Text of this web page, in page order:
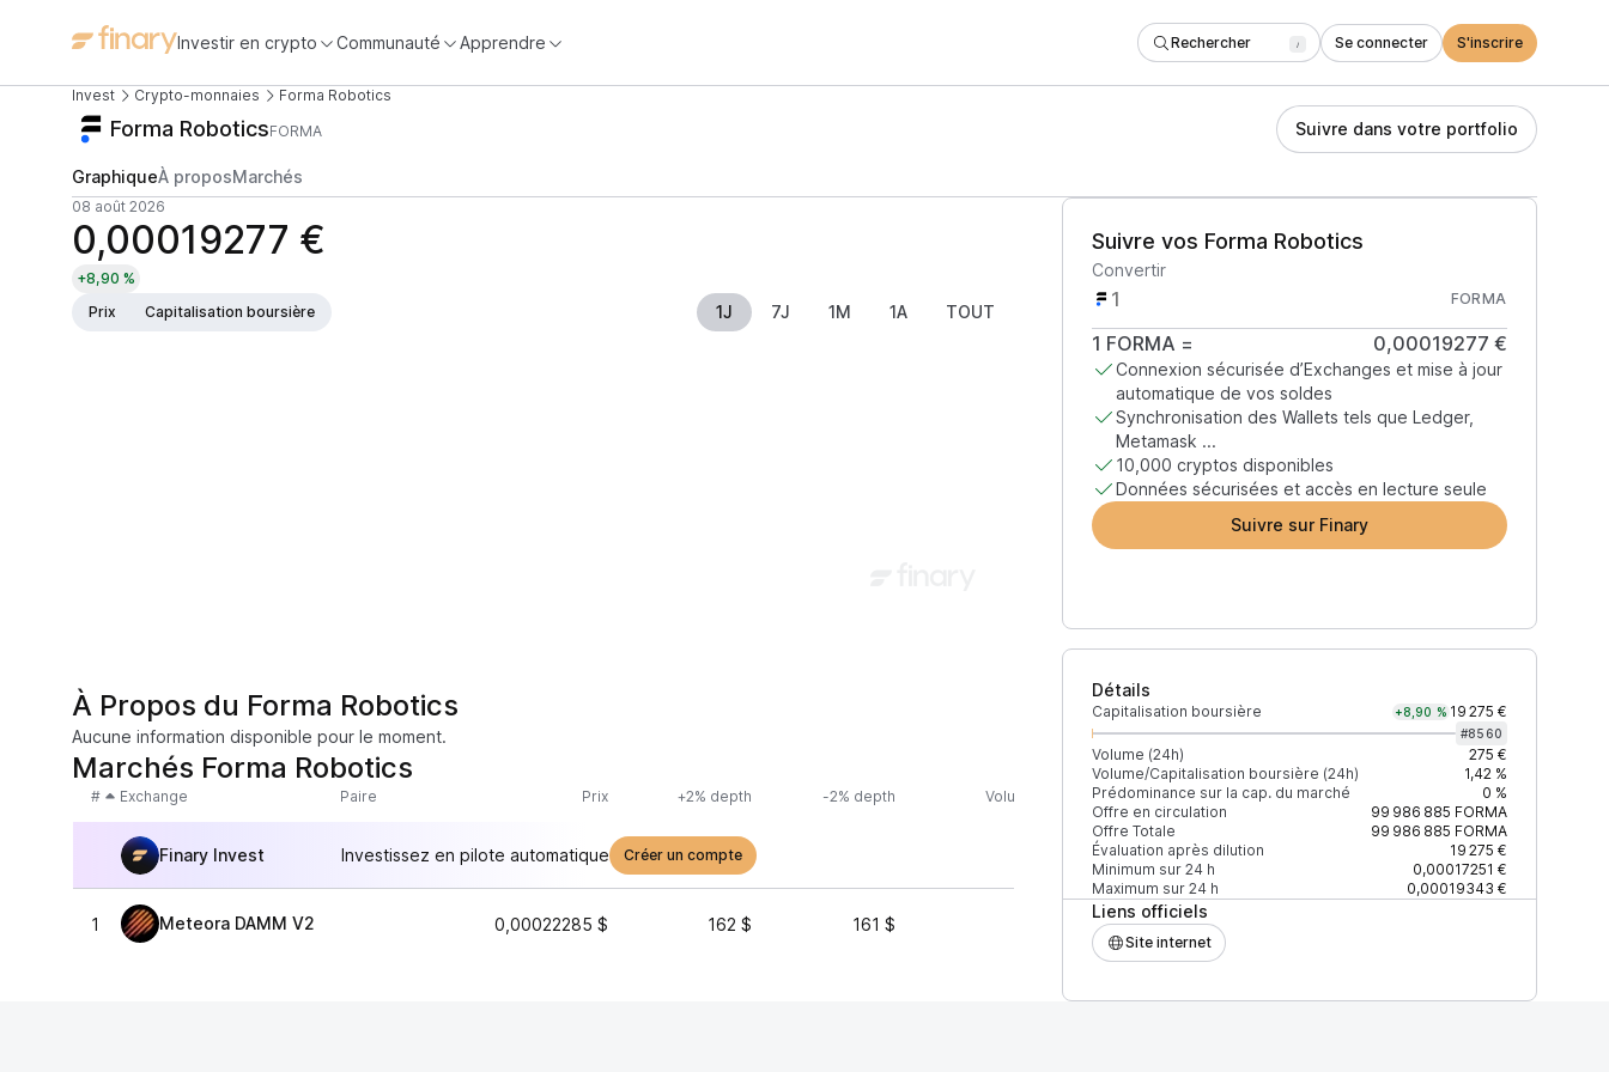
Investir en crypto Communauté Apprendre Rechercher / Se connecter S'inscrire
Invest Crypto-monnaies Forma Robotics
Forma RoboticsFORMA Suivre dans votre portfolio
GraphiqueÀ proposMarchés
08 août 2026
0,00019277 €
+8,90 %
Prix
Capitalisation boursière 1J 7J 1M 1A TOUT
Suivre vos Forma Robotics
Convertir
FORMA
1 FORMA = 0,00019277 €
Connexion sécurisée d’Exchanges et mise à jour
automatique de vos soldes
Synchronisation des Wallets tels que Ledger,
Metamask ...
10,000 cryptos disponibles
Données sécurisées et accès en lecture seule
Suivre sur Finary
Détails
Capitalisation boursière +8,90 % 19 275 €
#8560
Volume (24h)
275 €
Volume/Capitalisation boursière (24h)
1,42 %
Prédominance sur la cap. du marché
0 %
Offre en circulation
99 986 885 FORMA
Offre Totale
99 986 885 FORMA
Évaluation après dilution
19 275 €
Minimum sur 24 h
0,00017251 €
Maximum sur 24 h
0,00019343 €
Liens officiels
Site internet
À Propos du Forma Robotics
Aucune information disponible pour le moment.
Marchés Forma Robotics
# Exchange Paire Prix +2% depth -2% depth Volume (24h) % du volume Confiance Mis à jour
Finary Invest Investissez en pilote automatique Créer un compte
1 Meteora DAMM V2 0,00022285 $ 162 $ 161 $ 100 %